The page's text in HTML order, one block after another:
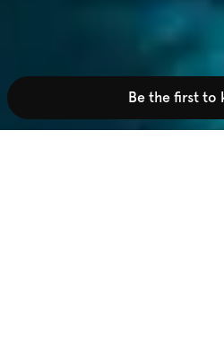
Be the first to